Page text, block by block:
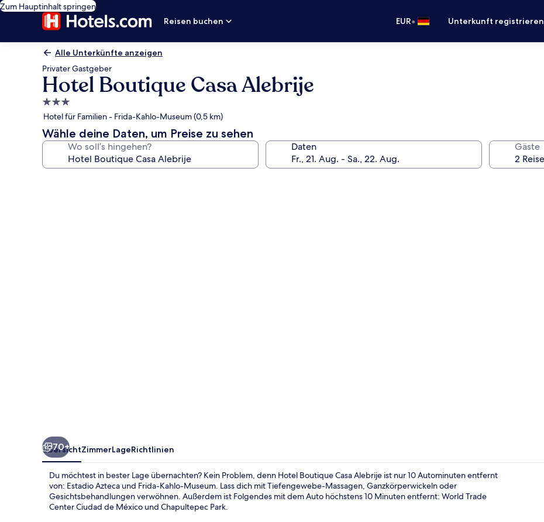
Zum Hauptinhalt springen
Reisen buchen
EUR• Unterkunft registrieren
Alle Unterkünfte anzeigen
Privater Gastgeber
Hotel Boutique Casa Alebrije
3.0-
Sterne-
Unterkunft
Hotel für Familien - Frida-Kahlo-Museum (0,5 km)
Wähle deine Daten, um Preise zu sehen
Wo soll’s hingehen? Daten Gäste
70+
ÜbersichtZimmerLageRichtlinien
Du möchtest in bester Lage übernachten? Kein Problem, denn Hotel Boutique Casa Alebrije ist nur 10 Autominuten entfernt
von: Estadio Azteca und Frida-Kahlo-Museum. Lass dich mit Tiefengewebe-Massagen, Ganzkörperwickeln oder
Gesichtsbehandlungen verwöhnen. Außerdem ist Folgendes mit dem Auto höchstens 10 Minuten entfernt: World Trade
Center Ciudad de México und Chapultepec Park.